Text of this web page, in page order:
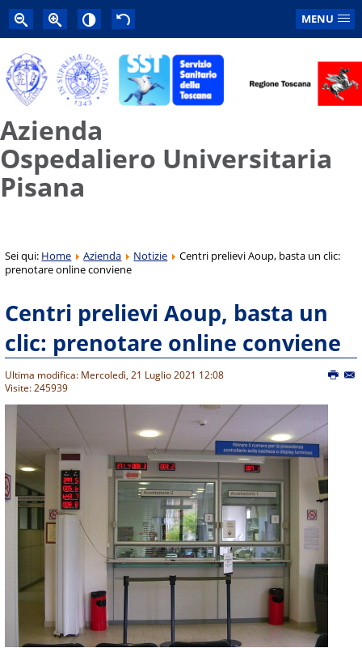
MENU
Azienda
Ospedaliero Universitaria
Pisana
Sei qui: Home Azienda Notizie
Centri prelievi Aoup, basta un clic:
prenotare online conviene
Centri prelievi Aoup, basta un
clic: prenotare online conviene
Ultima modifica: Mercoledì, 21 Luglio 2021 12:08
Visite: 245939